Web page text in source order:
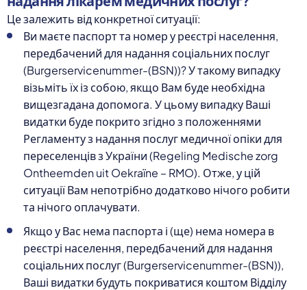
Це залежить від конкретної ситуації:
Ви маєте паспорт та номер у реєстрі населення,
передбачений для надання соціальних послуг
(Burgerservicenummer-(BSN))? У такому випадку
візьміть їх із собою, якщо Вам буде необхідна
вищезгадана допомога. У цьому випадку Ваші
видатки буде покрито згідно з положеннями
Регламенту з надання послуг медичної опіки для
переселенців з України (Regeling Medische zorg
Ontheemden uit Oekraïne – RMO). Отже, у цій
ситуації Вам непотрібно додатково нічого робити
та нічого оплачувати.
Якщо у Вас нема паспорта і (ще) нема номера в
реєстрі населення, передбачений для надання
соціальних послуг (Burgerservicenummer-(BSN)),
Ваші видатки будуть покриватися коштом Відділу